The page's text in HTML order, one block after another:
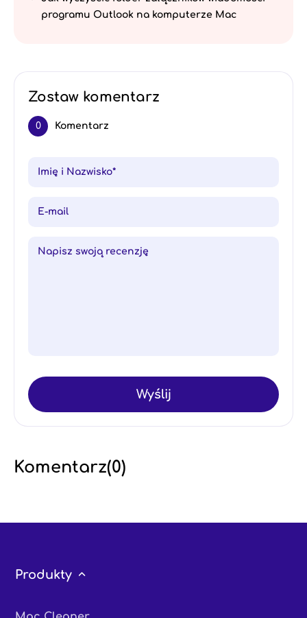
programu Outlook na komputerze Mac
Zostaw komentarz
0 Komentarz
Wyślij
Komentarz(0)
Produkty